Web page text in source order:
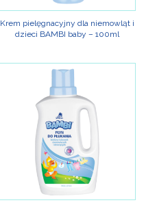
Krem pielęgnacyjny dla niemowląt i
dzieci BAMBI baby – 100ml